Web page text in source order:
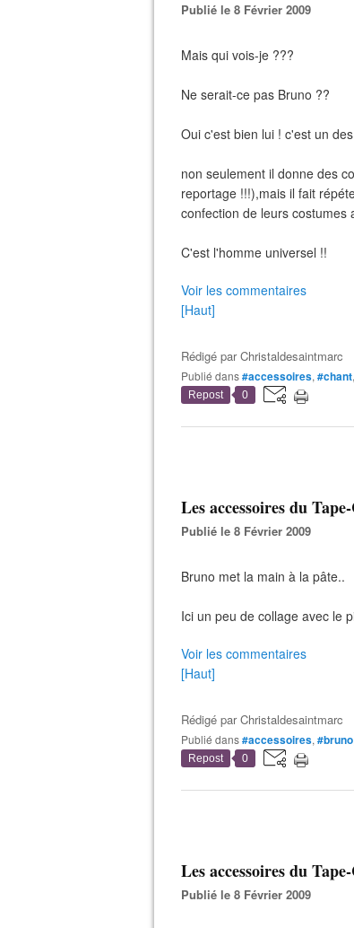
Publié le 8 Février 2009
Mais qui vois-je ???
Ne serait-ce pas Bruno ??
Oui c'est bien lui ! c'est un
non seulement il donne des
reportage !!!),mais il fait
confection de leurs costumes
C'est l'homme universel !!
Voir les commentaires
[Haut]
Rédigé parChristaldesaintmarc
Publié dans#accessoires, #chant,
Repost 0
Les accessoires du
Publié le 8 Février 2009
Bruno met la main à la pâte..
Ici un peu de collage avec le
Voir les commentaires
[Haut]
Rédigé parChristaldesaintmarc
Publié dans#accessoires, #bruno
Repost 0
Les accessoires du
Publié le 8 Février 2009